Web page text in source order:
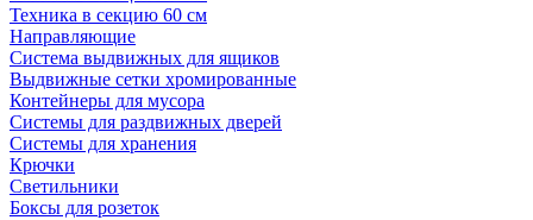
Техника в секцию 60 см
Направляющие
Система выдвижных для ящиков
Выдвижные сетки хромированные
Контейнеры для мусора
Системы для раздвижных дверей
Системы для хранения
Крючки
Светильники
Боксы для розеток